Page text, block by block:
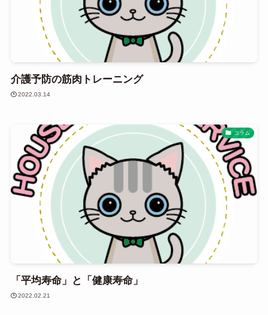
介護予防の筋肉トレーニング
2022.03.14
コラム
「平均寿命」と「健康寿命」
2022.02.21